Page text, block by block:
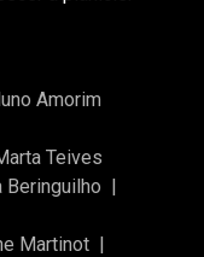
Amorim
Teives
Beringuilho |
Martinot |